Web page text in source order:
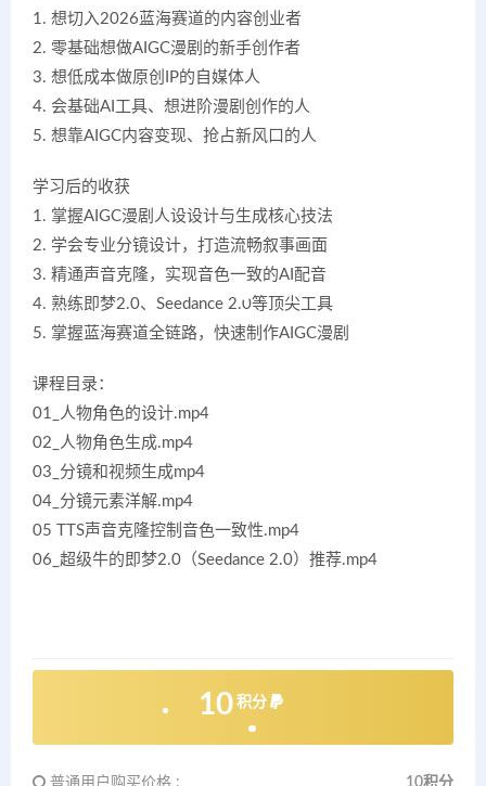
1. 想切入2026蓝海赛道的内容创业者
2. 零基础想做AIGC漫剧的新手创作者
3. 想低成本做原创IP的自媒体人
4. 会基础AI工具、想进阶漫剧创作的人
5. 想靠AIGC内容变现、抢占新风口的人
学习后的收获
1. 掌握AIGC漫剧人设设计与生成核心技法
2. 学会专业分镜设计，打造流畅叙事画面
3. 精通声音克隆，实现音色一致的AI配音
4. 熟练即梦2.0、Seedance 2.0等顶尖工具
5. 掌握蓝海赛道全链路，快速制作AIGC漫剧
课程目录：
01_人物角色的设计.mp4
02_人物角色生成.mp4
03_分镜和视频生成mp4
04_分镜元素洋解.mp4
05 TTS声音克隆控制音色一致性.mp4
06_超级牛的即梦2.0（Seedance 2.0）推荐.mp4
10 积分
普通用户购买价格 : 10积分